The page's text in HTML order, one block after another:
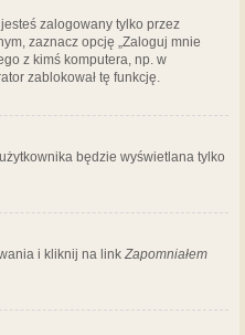
zalogowany tylko przez
zaznacz opcję „Zaloguj mnie
z kimś komputera, np. w
zablokował tę funkcję.
będzie wyświetlana tylko
i kliknij na link Zapomniałem